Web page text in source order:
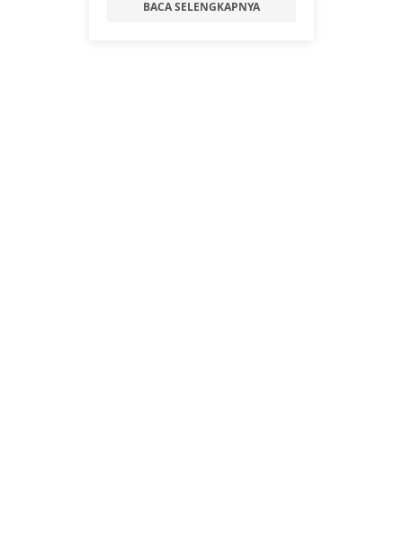
BACA SELENGKAPNYA